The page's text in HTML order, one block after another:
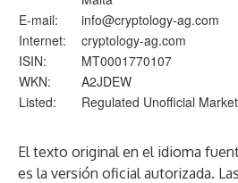
E-mail:
info@cryptology-ag.com
Internet:
cryptology-ag.com
ISIN:
MT0001770107
WKN:
A2JDEW
Listed:
Regulated Unofficial
El texto original en el idioma
es la versión oficial autorizada.